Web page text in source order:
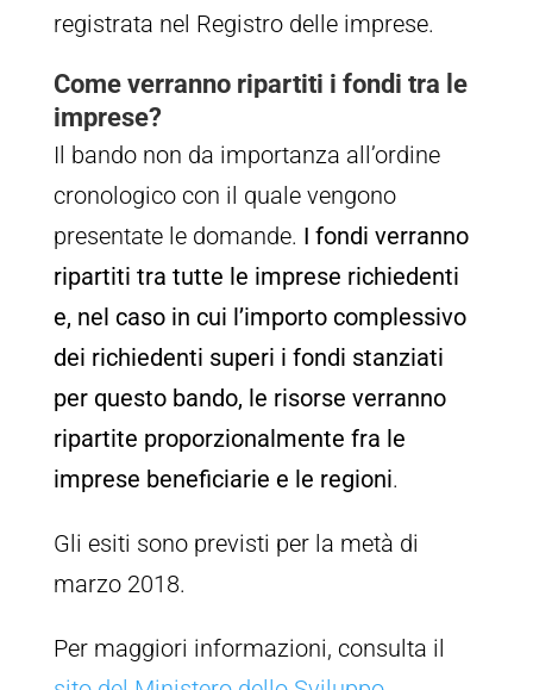
registrata nel Registro delle imprese.
Come verranno ripartiti i fondi tra le
imprese?
Il bando non da importanza all’ordine
cronologico con il quale vengono
presentate le domande. I fondi verranno
ripartiti tra tutte le imprese richiedenti
e, nel caso in cui l’importo complessivo
dei richiedenti superi i fondi stanziati
per questo bando, le risorse verranno
ripartite proporzionalmente fra le
imprese beneficiarie e le regioni.
Gli esiti sono previsti per la metà di
marzo 2018.
Per maggiori informazioni, consulta il